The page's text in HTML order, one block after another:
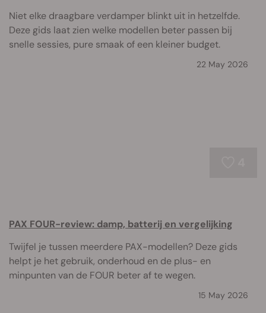
Niet elke draagbare verdamper blinkt uit in hetzelfde.
Deze gids laat zien welke modellen beter passen bij
snelle sessies, pure smaak of een kleiner budget.
22 May 2026
PAX FOUR-review: damp, batterij en vergelijking
Twijfel je tussen meerdere PAX-modellen? Deze gids
helpt je het gebruik, onderhoud en de plus- en
minpunten van de FOUR beter af te wegen.
15 May 2026